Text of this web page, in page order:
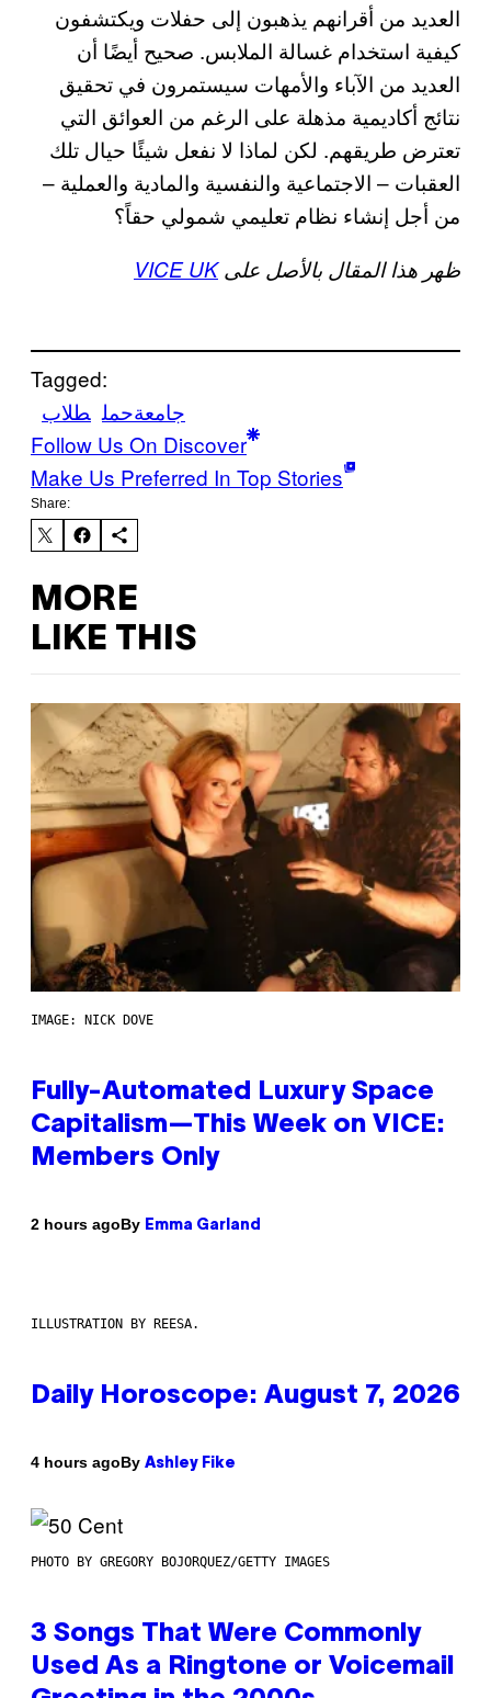
العديد من أقرانهم يذهبون إلى حفلات ويكتشفون
كيفية استخدام غسالة الملابس. صحيح أيضًا أن
العديد من الآباء والأمهات سيستمرون في تحقيق
نتائج أكاديمية مذهلة على الرغم من العوائق التي
تعترض طريقهم. لكن لماذا لا نفعل شيئًا حيال تلك
العقبات – الاجتماعية والنفسية والمادية والعملية –
من أجل إنشاء نظام تعليمي شمولي حقاً؟
ظهر هذا المقال بالأصل علىVICE UK
Tagged:
جامعةحمل طلاب
Follow Us On Discover
Make Us Preferred In Top Stories
Share:
MORE
LIKE THIS
IMAGE: NICK DOVE
Fully-Automated Luxury Space
Capitalism—This Week on VICE:
Members Only
2 hours agoBy Emma Garland
ILLUSTRATION BY REESA.
Daily Horoscope: August 7, 2026
4 hours agoBy Ashley Fike
PHOTO BY GREGORY BOJORQUEZ/GETTY IMAGES
3 Songs That Were Commonly
Used As a Ringtone or Voicemail